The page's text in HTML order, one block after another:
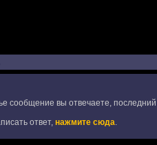
сообщение вы отвечаете,
ответ, нажмите сюда.